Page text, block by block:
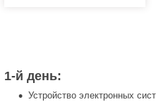
1-й день:
Устройство электронных